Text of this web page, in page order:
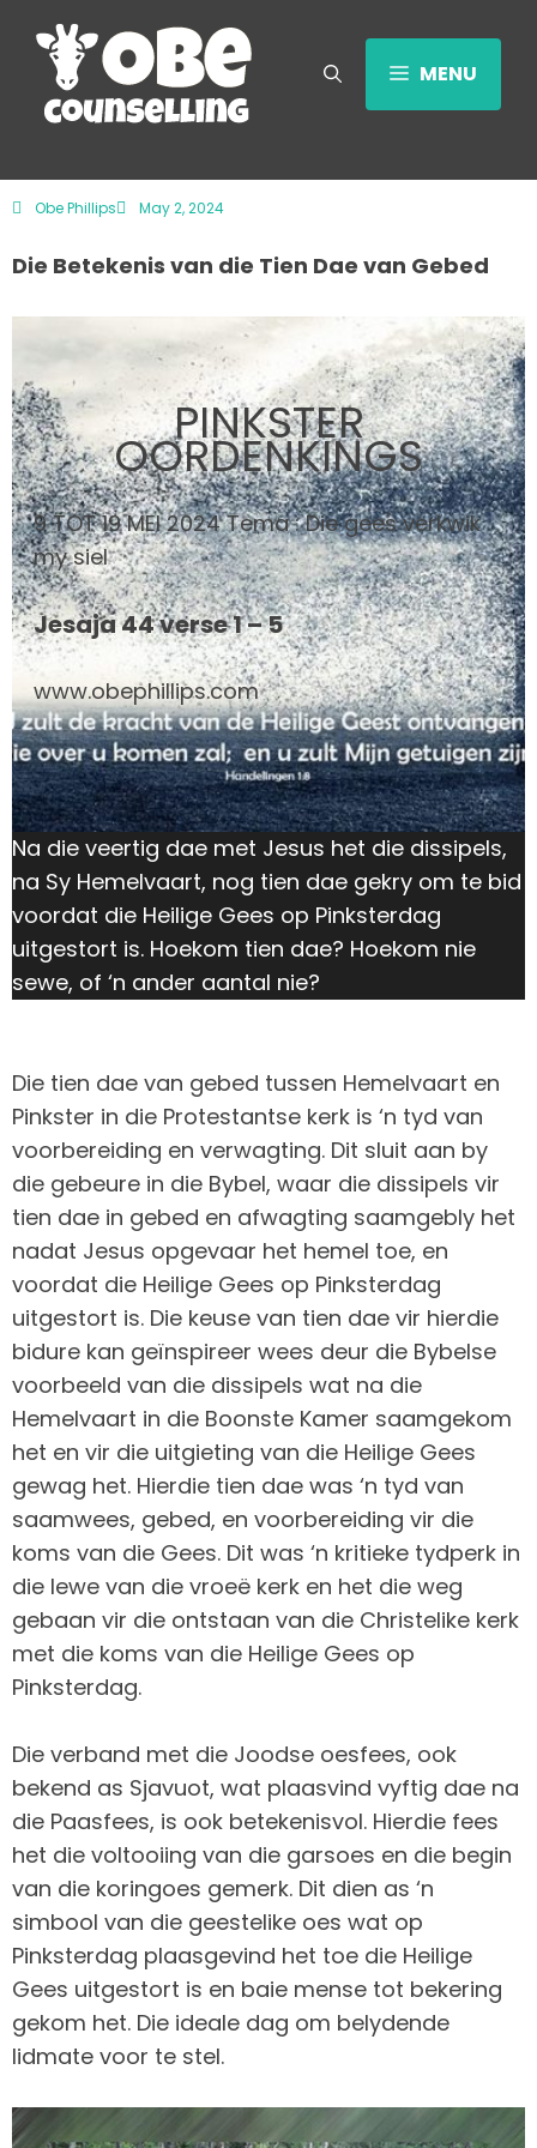
MENU
Obe Phillips May 2, 2024
Die Betekenis van die Tien Dae van Gebed
PINKSTER
OORDENKINGS
9 TOT 19 MEI 2024 Tema : Die gees verkwik
my siel
Jesaja 44 verse 1 – 5
www.obephillips.com
Na die veertig dae met Jesus het die dissipels,
na Sy Hemelvaart, nog tien dae gekry om te bid
voordat die Heilige Gees op Pinksterdag
uitgestort is. Hoekom tien dae? Hoekom nie
sewe, of ‘n ander aantal nie?
Die tien dae van gebed tussen Hemelvaart en
Pinkster in die Protestantse kerk is ‘n tyd van
voorbereiding en verwagting. Dit sluit aan by
die gebeure in die Bybel, waar die dissipels vir
tien dae in gebed en afwagting saamgebly het
nadat Jesus opgevaar het hemel toe, en
voordat die Heilige Gees op Pinksterdag
uitgestort is. Die keuse van tien dae vir hierdie
bidure kan geïnspireer wees deur die Bybelse
voorbeeld van die dissipels wat na die
Hemelvaart in die Boonste Kamer saamgekom
het en vir die uitgieting van die Heilige Gees
gewag het. Hierdie tien dae was ‘n tyd van
saamwees, gebed, en voorbereiding vir die
koms van die Gees. Dit was ‘n kritieke tydperk in
die lewe van die vroeë kerk en het die weg
gebaan vir die ontstaan van die Christelike kerk
met die koms van die Heilige Gees op
Pinksterdag.
Die verband met die Joodse oesfees, ook
bekend as Sjavuot, wat plaasvind vyftig dae na
die Paasfees, is ook betekenisvol. Hierdie fees
het die voltooiing van die garsoes en die begin
van die koringoes gemerk. Dit dien as ‘n
simbool van die geestelike oes wat op
Pinksterdag plaasgevind het toe die Heilige
Gees uitgestort is en baie mense tot bekering
gekom het. Die ideale dag om belydende
lidmate voor te stel.